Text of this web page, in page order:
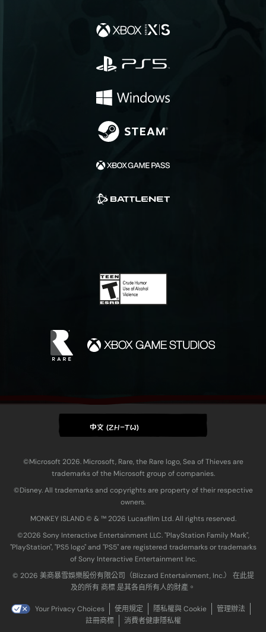
中文 (ZH-TW)
©Microsoft 2026. Microsoft, Rare, the Rare logo, Sea of Thieves are
trademarks of the Microsoft group of companies.
©Disney. All trademarks and copyrights are property of their respective
owners.
MONKEY ISLAND © & ™ 20‍26 Lucasfilm Ltd. All rights reserved.
©2026 Sony Interactive Entertainment LLC. "PlayStation Family Mark",
"PlayStation", "PS5 logo" and "PS5" are registered trademarks or trademarks
of Sony Interactive Entertainment Inc.
© 2026 美商暴雪娛樂股份有限公司（Blizzard Entertainment, Inc.） 在此提
及的所有 商標 是其各自所有人的財產。
Your Privacy Choices 使用規定 隱私權與 Cookie
管理辦法
註冊商標
消費者健康隱私權